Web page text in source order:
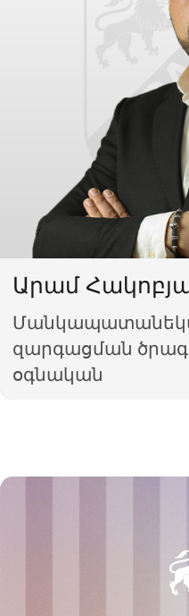
Արամ
զարգացման
օգնական